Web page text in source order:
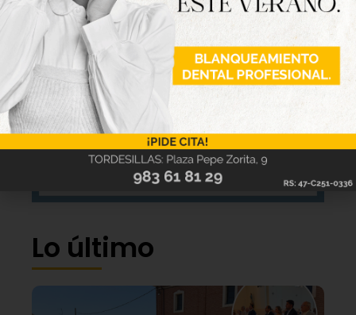
Lo último